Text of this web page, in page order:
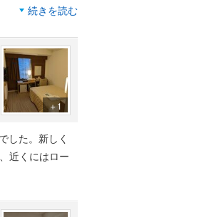
続きを読む
＋1
した。新しく
近くにはロー